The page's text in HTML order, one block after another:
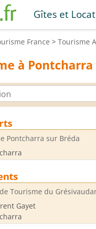
Gîtes et
France > Tourisme
à Pontcharra
Pontcharra sur Bréda
Tourisme du
Gayet